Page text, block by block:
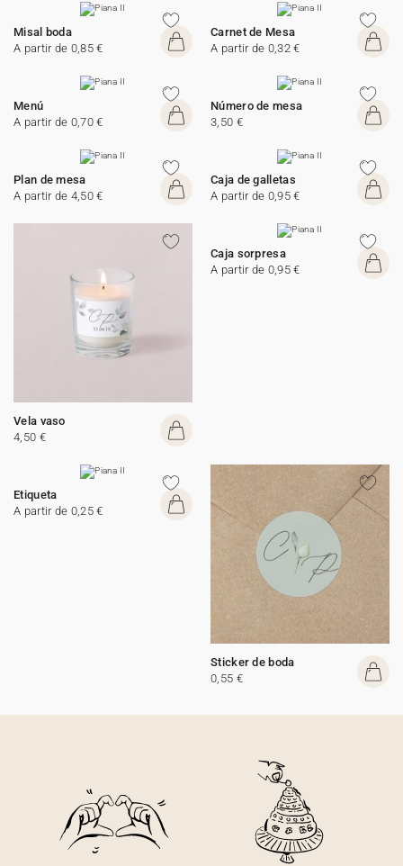
Misal boda
A partir de 0,85 €
Carnet de Mesa
A partir de 0,32 €
Menú
A partir de 0,70 €
Número de mesa
3,50 €
Plan de mesa
A partir de 4,50 €
Caja de galletas
A partir de 0,95 €
Vela vaso
4,50 €
Caja sorpresa
A partir de 0,95 €
Etiqueta
A partir de 0,25 €
Sticker de boda
0,55 €